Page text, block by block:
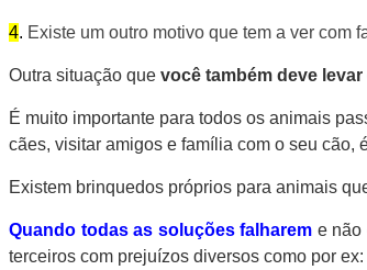
4. Existe um outro motivo que tem a ver com
Outra situação que você também deve levar
É muito importante para todos os animais
cães, visitar amigos e família com o seu cão,
Existem brinquedos próprios para animais
Quando todas as soluções falharem e não
terceiros com prejuízos diversos como por ex: